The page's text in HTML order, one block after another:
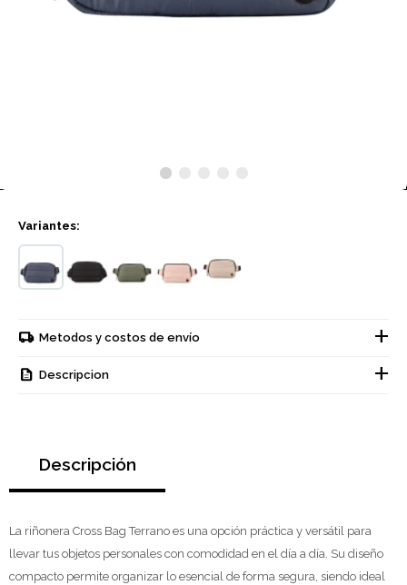
Variantes:
Metodos y costos de envío
Descripcion
Descripción
La riñonera Cross Bag Terrano es una opción práctica y versátil para
llevar tus objetos personales con comodidad en el día a día. Su diseño
compacto permite organizar lo esencial de forma segura, siendo ideal